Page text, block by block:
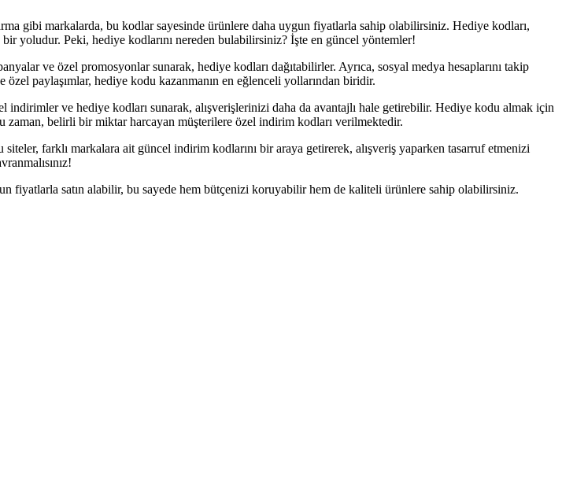
gibi markalarda, bu kodlar sayesinde ürünlere daha uygun fiyatlarla sahip olabilirsiniz. Hediye kodları,
yoludur. Peki, hediye kodlarını nereden bulabilirsiniz? İşte en güncel yöntemler!
ve özel promosyonlar sunarak, hediye kodları dağıtabilirler. Ayrıca, sosyal medya hesaplarını takip
paylaşımlar, hediye kodu kazanmanın en eğlenceli yollarından biridir.
ve hediye kodları sunarak, alışverişlerinizi daha da avantajlı hale getirebilir. Hediye kodu almak için
zaman, belirli bir miktar harcayan müşterilere özel indirim kodları verilmektedir.
farklı markalara ait güncel indirim kodlarını bir araya getirerek, alışveriş yaparken tasarruf etmenizi
fiyatlarla satın alabilir, bu sayede hem bütçenizi koruyabilir hem de kaliteli ürünlere sahip olabilirsiniz.